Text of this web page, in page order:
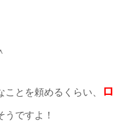
ことを頼めるくらい、
ロ
うですよ！